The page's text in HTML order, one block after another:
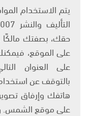
حقك، بصفتك مالكًا
على الموقع،
بالتوقف عن
هاتفك وإرفاق
على موقع الشمس.